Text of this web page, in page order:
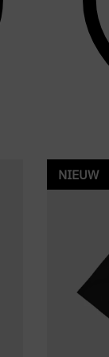
NIEUW